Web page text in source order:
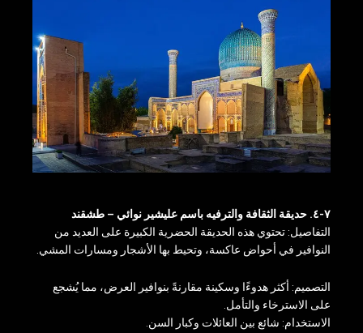
٧-٤. حديقة الثقافة والترفيه باسم عليشير نوائي – طشقند
التفاصيل: تحتوي هذه الحديقة الحضرية الكبيرة على العديد من
النوافير في أحواض عاكسة، وتحيط بها الأشجار ومسارات المشي.
التصميم: أكثر هدوءًا وسكينة مقارنةً بنوافير العرض، مما يُشجع
على الاسترخاء والتأمل.
الاستخدام: شائع بين العائلات وكبار السن.